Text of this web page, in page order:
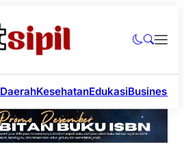
DaerahKesehatanEdukasiBusiness